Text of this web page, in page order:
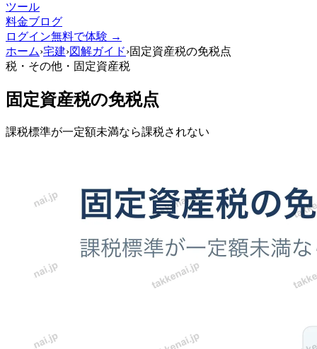
ツール
料金ブログ
ログイン無料で体験 →
ホーム›宅建›図解ガイド›固定資産税の免税点
税・その他 ・固定資産税
固定資産税の免税点
課税標準が一定額未満なら課税されない